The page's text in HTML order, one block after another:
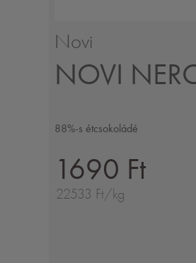
Novi
NOVI
88%-s étcsokoládé
1690 Ft
22533 Ft/kg